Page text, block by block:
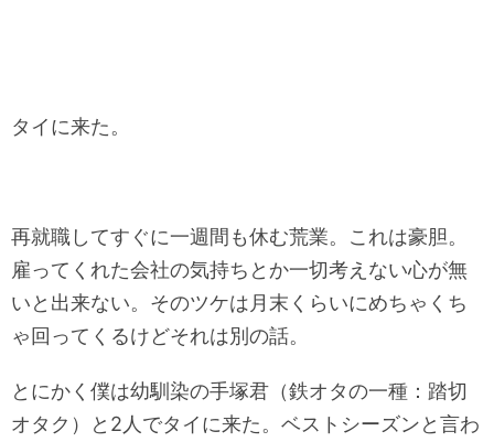
タイに来た。
再就職してすぐに一週間も休む荒業。これは豪胆。
雇ってくれた会社の気持ちとか一切考えない心が無
いと出来ない。そのツケは月末くらいにめちゃくち
ゃ回ってくるけどそれは別の話。
とにかく僕は幼馴染の手塚君（鉄オタの一種：踏切
オタク）と2人でタイに来た。ベストシーズンと言わ